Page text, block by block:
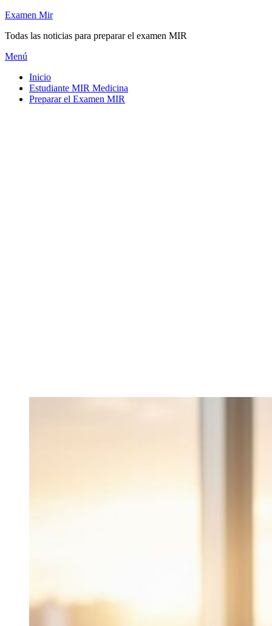
Saltar
contenido
Examen Mir
Todas las noticias para preparar el examen MIR
Menú
Inicio
Estudiante MIR Medicina
Preparar el Examen MIR